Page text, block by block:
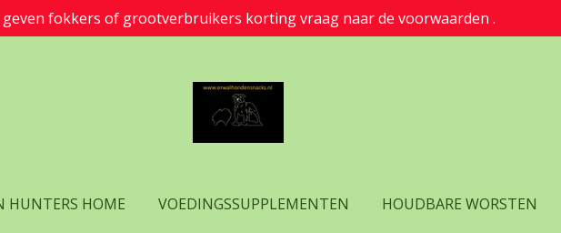
fokkers of grootverbruikers korting vraag naar de voorwaarden .
HUNTERS HOME VOEDINGSSUPPLEMENTEN HOUDBARE WORSTEN